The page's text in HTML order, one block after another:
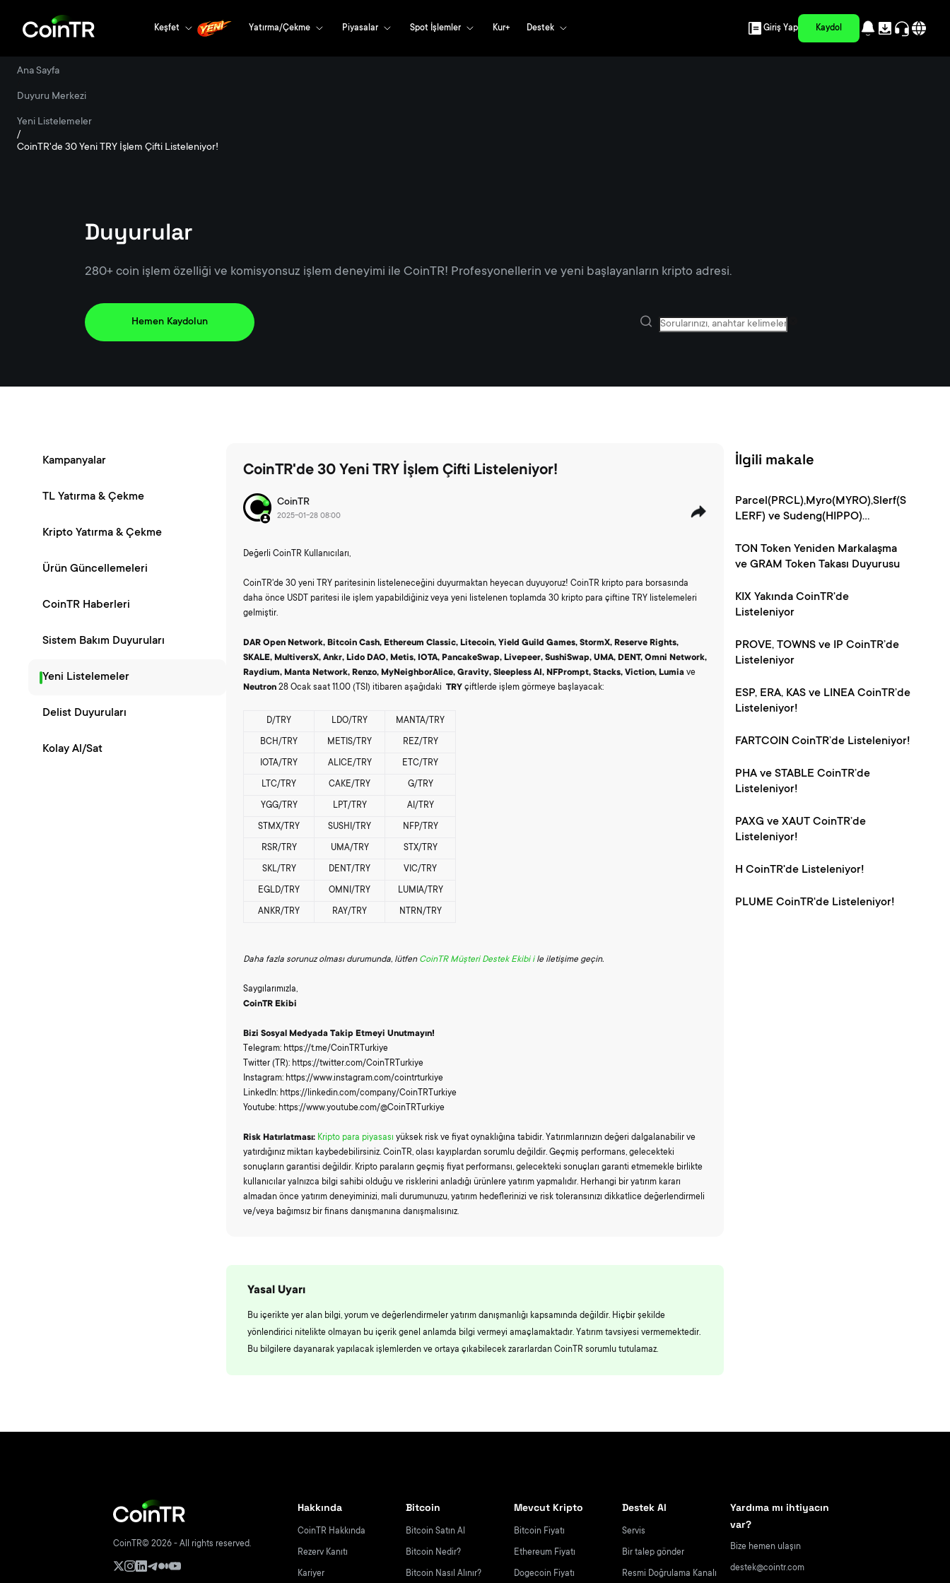
Keşfet Yatırma/Çekme Piyasalar Spot İşlemler Kur+ Destek Giriş Yap Kaydol
Ana Sayfa
Duyuru Merkezi
Yeni Listelemeler
/
CoinTR'de 30 Yeni TRY İşlem Çifti Listeleniyor!
Duyurular
280+ coin işlem özelliği ve komisyonsuz işlem deneyimi ile CoinTR! Profesyonellerin ve yeni başlayanların kripto adresi.
Hemen Kaydolun
Kampanyalar
TL Yatırma & Çekme
Kripto Yatırma & Çekme
Ürün Güncellemeleri
CoinTR Haberleri
Sistem Bakım Duyuruları
Yeni Listelemeler
Delist Duyuruları
Kolay Al/Sat
CoinTR'de 30 Yeni TRY İşlem Çifti Listeleniyor!
CoinTR
2025-01-28 08:00
Değerli CoinTR Kullanıcıları,
CoinTR'de 30 yeni TRY paritesinin listeleneceğini duyurmaktan heyecan duyuyoruz! CoinTR kripto para borsasında
daha önce USDT paritesi ile işlem yapabildiğiniz veya yeni listelenen toplamda 30 kripto para çiftine TRY listelemeleri
gelmiştir.
DAR Open Network, Bitcoin Cash, Ethereum Classic, Litecoin, Yield Guild Games, StormX, Reserve Rights,
SKALE, MultiversX, Ankr, Lido DAO, Metis, IOTA, PancakeSwap, Livepeer, SushiSwap, UMA, DENT, Omni Network,
Raydium, Manta Network, Renzo, MyNeighborAlice, Gravity, Sleepless AI, NFPrompt, Stacks, Viction, Lumia ve
Neutron 28 Ocak saat 11.00 (TSI) itibaren aşağıdaki TRY çiftlerde işlem görmeye başlayacak:
D/TRY LDO/TRY MANTA/TRY
BCH/TRY METIS/TRY REZ/TRY
IOTA/TRY ALICE/TRY ETC/TRY
LTC/TRY CAKE/TRY G/TRY
YGG/TRY LPT/TRY AI/TRY
STMX/TRY SUSHI/TRY NFP/TRY
RSR/TRY UMA/TRY STX/TRY
SKL/TRY DENT/TRY VIC/TRY
EGLD/TRY OMNI/TRY LUMIA/TRY
ANKR/TRY RAY/TRY NTRN/TRY
Daha fazla sorunuz olması durumunda, lütfen CoinTR Müşteri Destek Ekibi i le iletişime geçin.
Saygılarımızla,
CoinTR Ekibi
Bizi Sosyal Medyada Takip Etmeyi Unutmayın!
Telegram: https://t.me/CoinTRTurkiye
Twitter (TR): https://twitter.com/CoinTRTurkiye
Instagram: https://www.instagram.com/cointrturkiye
LinkedIn: https://linkedin.com/company/CoinTRTurkiye
Youtube: https://www.youtube.com/@CoinTRTurkiye
Risk Hatırlatması: Kripto para piyasası yüksek risk ve fiyat oynaklığına tabidir. Yatırımlarınızın değeri dalgalanabilir ve
yatırdığınız miktarı kaybedebilirsiniz. CoinTR, olası kayıplardan sorumlu değildir. Geçmiş performans, gelecekteki
sonuçların garantisi değildir. Kripto paraların geçmiş fiyat performansı, gelecekteki sonuçları garanti etmemekle birlikte
kullanıcılar yalnızca bilgi sahibi olduğu ve risklerini anladığı ürünlere yatırım yapmalıdır. Herhangi bir yatırım kararı
almadan önce yatırım deneyiminizi, mali durumunuzu, yatırım hedeflerinizi ve risk toleransınızı dikkatlice değerlendirmeli
ve/veya bağımsız bir finans danışmanına danışmalısınız.
Yasal Uyarı
Bu içerikte yer alan bilgi, yorum ve değerlendirmeler yatırım danışmanlığı kapsamında değildir. Hiçbir şekilde
yönlendirici nitelikte olmayan bu içerik genel anlamda bilgi vermeyi amaçlamaktadır. Yatırım tavsiyesi vermemektedir.
Bu bilgilere dayanarak yapılacak işlemlerden ve ortaya çıkabilecek zararlardan CoinTR sorumlu tutulamaz.
İlgili makale
Parcel(PRCL),Myro(MYRO),Slerf(S
LERF) ve Sudeng(HIPPO)
TON Token Yeniden Markalaşma
ve GRAM Token Takası Duyurusu
KIX Yakında CoinTR'de
Listeleniyor
PROVE, TOWNS ve IP CoinTR’de
Listeleniyor
ESP, ERA, KAS ve LINEA CoinTR’de
Listeleniyor!
FARTCOIN CoinTR’de Listeleniyor!
PHA ve STABLE CoinTR’de
Listeleniyor!
PAXG ve XAUT CoinTR’de
Listeleniyor!
H CoinTR'de Listeleniyor!
PLUME CoinTR'de Listeleniyor!
CoinTR© 2026 - All rights reserved.
Hakkında
CoinTR Hakkında
Rezerv Kanıtı
Kariyer
Bitcoin
Bitcoin Satın Al
Bitcoin Nedir?
Bitcoin Nasıl Alınır?
Mevcut Kripto
Bitcoin Fiyatı
Ethereum Fiyatı
Dogecoin Fiyatı
Destek Al
Servis
Bir talep gönder
Resmi Doğrulama Kanalı
Yardıma mı ihtiyacın
var?
Bize hemen ulaşın
destek@cointr.com